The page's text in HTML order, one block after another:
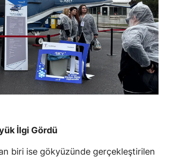
İlgi Gördü
biri ise gökyüzünde gerçekleştirilen